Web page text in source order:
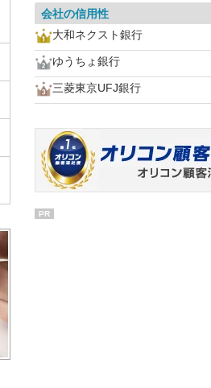
会社の信用性
大和ネクスト銀行
ゆうちょ銀行
三菱東京UFJ銀行
PR